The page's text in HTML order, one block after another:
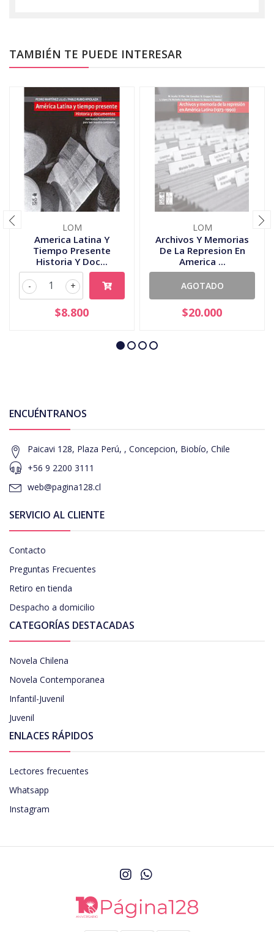
TAMBIÉN TE PUEDE INTERESAR
LOM
America Latina Y
Tiempo Presente
Historia Y Doc...
+
-
$8.800
LOM
Archivos Y Memorias
De La Represion En
America ...
AGOTADO
$20.000
ENCUÉNTRANOS
Paicavi 128, Plaza Perú, , Concepcion, Biobío, Chile
+56 9 2200 3111
web@pagina128.cl
SERVICIO AL CLIENTE
Contacto
Preguntas Frecuentes
Retiro en tienda
Despacho a domicilio
CATEGORÍAS DESTACADAS
Novela Chilena
Novela Contemporanea
Infantil-Juvenil
Juvenil
ENLACES RÁPIDOS
Lectores frecuentes
Whatsapp
Instagram